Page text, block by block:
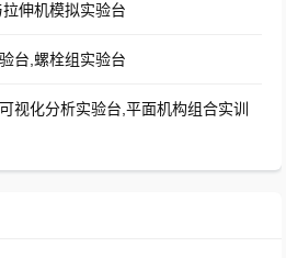
伸机模拟实验台
台,螺栓组实验台
视化分析实验台,平面机构组合实训